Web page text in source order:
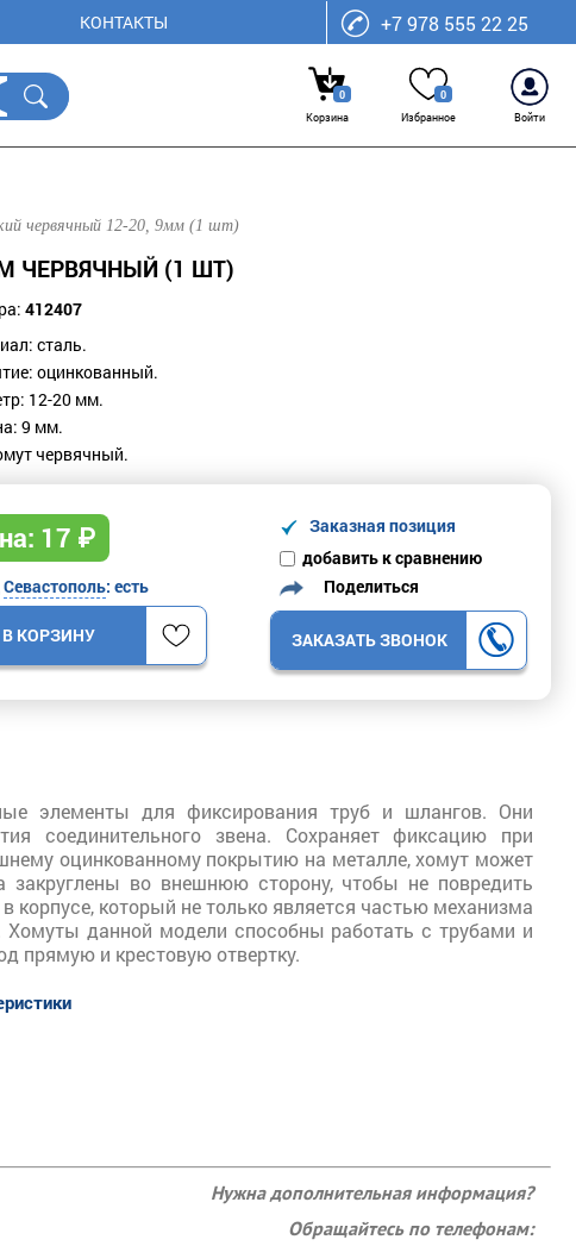
КОНТАКТЫ +7 978 555 22 25
0
Корзина
0
Избранное
Войти
червячный 12-20, 9мм (1 шт)
ЧЕРВЯЧНЫЙ (1 ШТ)
412407
сталь.
оцинкованный.
12-20 мм.
9 мм.
червячный.
17 ₽
Заказная позиция
добавить к сравнению
Севастополь: есть
В КОРЗИНУ
Поделиться
ЗАКАЗАТЬ ЗВОНОК
элементы для фиксирования труб и шлангов. Они
соединительного звена. Сохраняет фиксацию при
оцинкованному покрытию на металле, хомут может
во внешнюю сторону, чтобы не повредить
который не только является частью механизма
данной модели способны работать с трубами и
прямую и крестовую отвертку.
Нужна дополнительная информация?
Обращайтесь по телефонам: